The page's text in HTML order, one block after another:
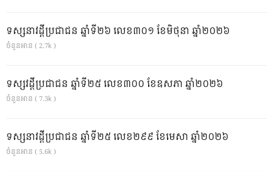
ទស្សនាវដ្ដីប្រជាជន ឆ្នាំទី២៦ លេខ៣០១ ខែមិថុនា ឆ្នាំ២០២៦
ចំនួនអាន ( 2.7k )
ទស្សវដ្តីប្រជាជន ឆ្នាំទី២៥ លេខ៣០០ ខែឧសភា ឆ្នាំ២០២៦
ចំនួនអាន ( 7.3k )
ទស្សនាវដ្ដីប្រជាជន ឆ្នាំទី២៥ លេខ២៩៩ ខែមេសា ឆ្នាំ២០២៦
ចំនួនអាន ( 5.6k )